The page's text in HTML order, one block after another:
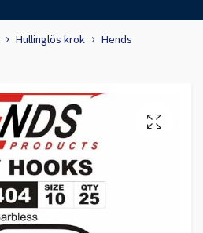
Hullinglös krok
Hends